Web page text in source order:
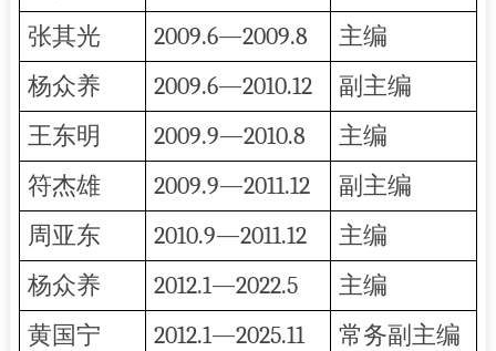
张其光 2009.6—2009.8 主编
杨众养 2009.6—2010.12 副主编
王东明 2009.9—2010.8 主编
符杰雄 2009.9—2011.12 副主编
周亚东 2010.9—2011.12 主编
杨众养 2012.1—2022.5 主编
黄国宁 2012.1—2025.11 常务副主编